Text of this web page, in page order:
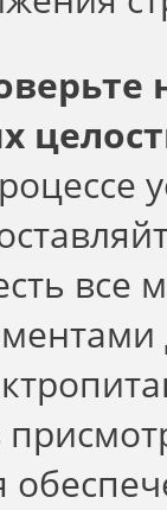
все